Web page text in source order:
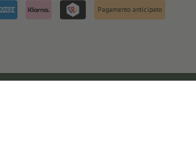
Pagamento anticipato